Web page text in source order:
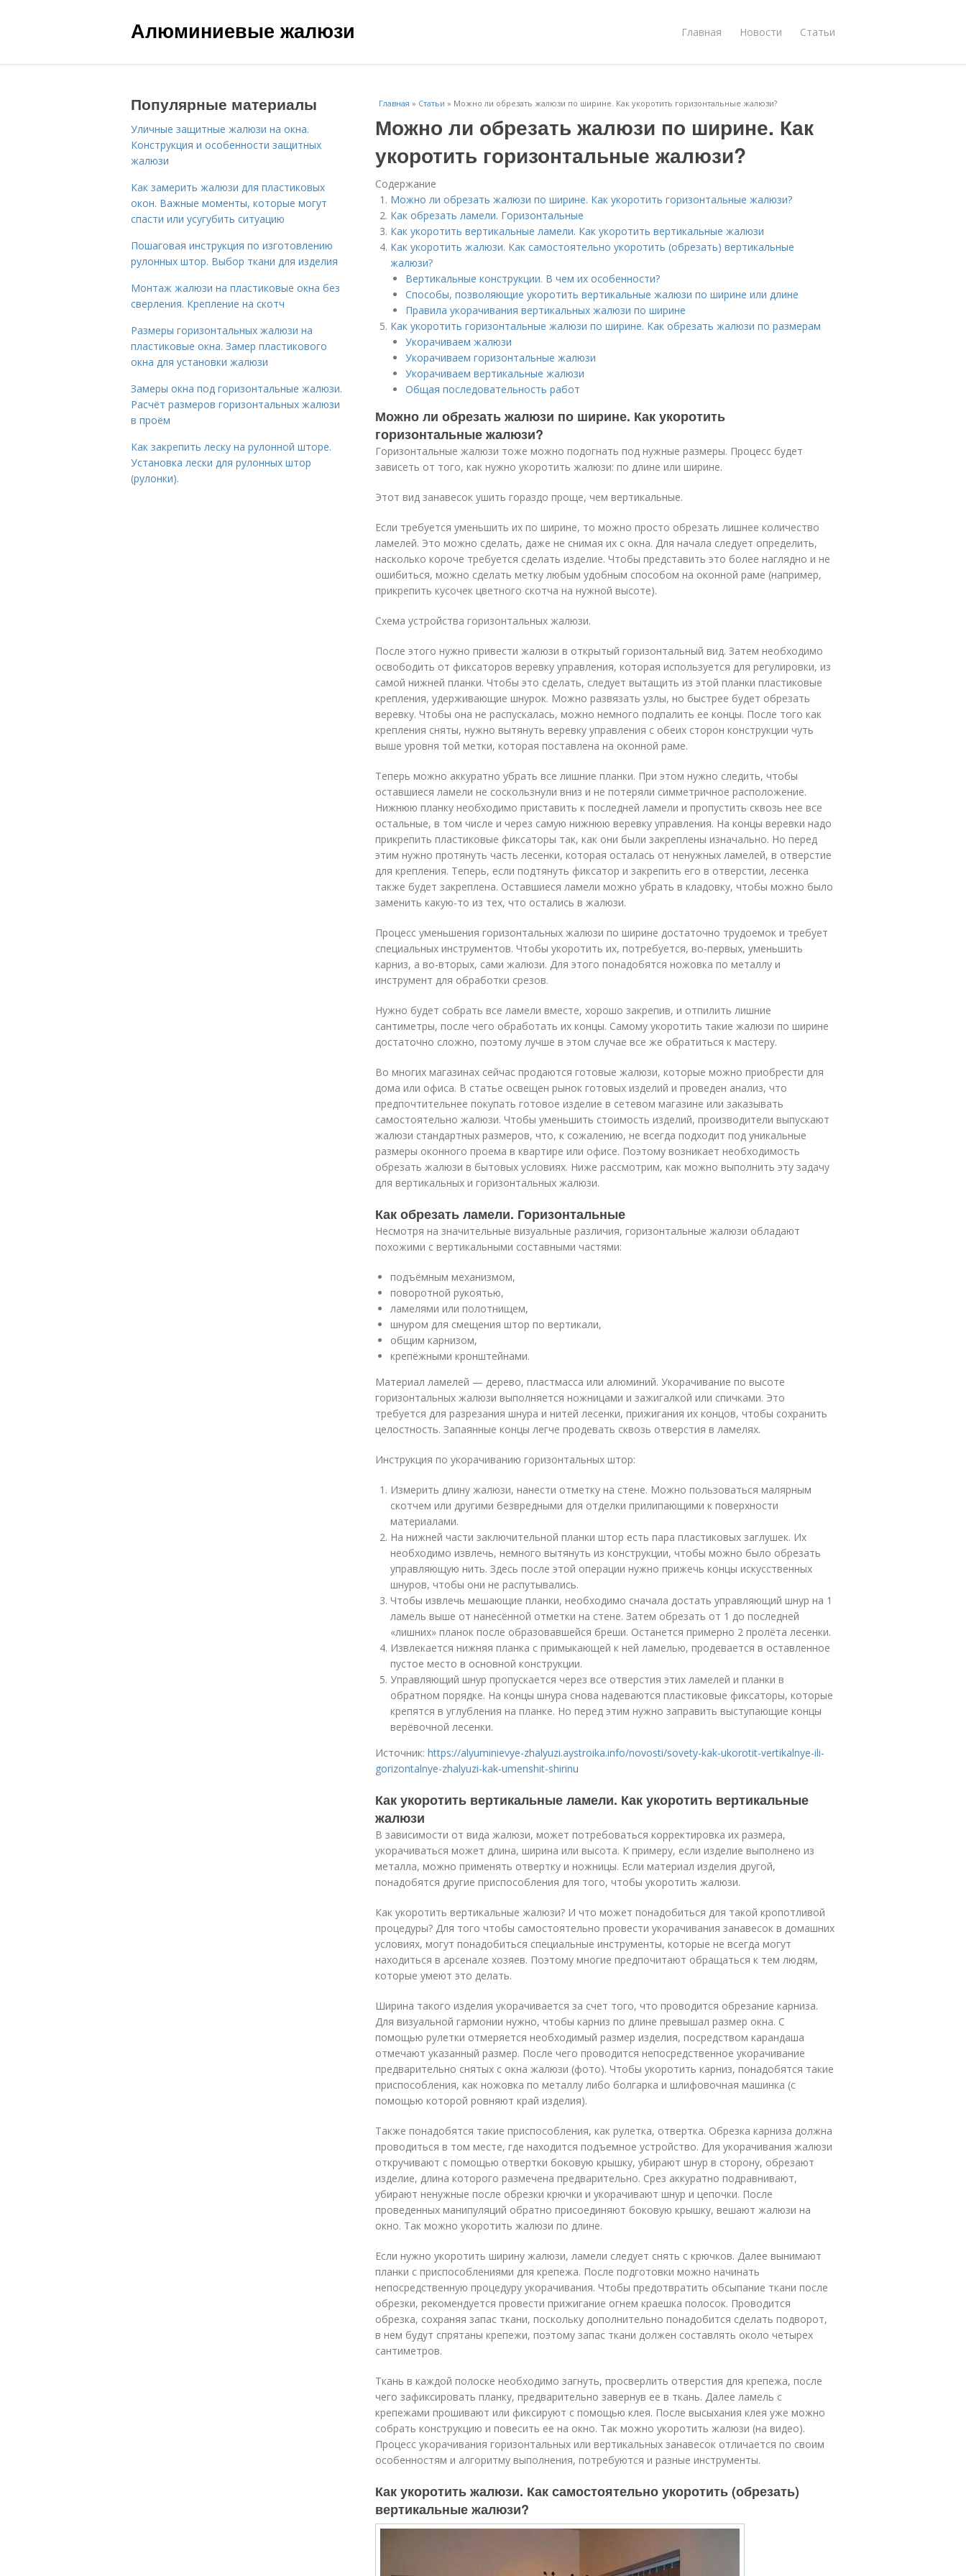
Алюминиевые жалюзи Главная Новости Статьи
Главная » Статьи » Можно ли обрезать жалюзи по ширине. Как укоротить горизонтальные жалюзи?
Можно ли обрезать жалюзи по ширине. Как
укоротить горизонтальные жалюзи?
Содержание
Можно ли обрезать жалюзи по ширине. Как укоротить горизонтальные жалюзи?
Как обрезать ламели. Горизонтальные
Как укоротить вертикальные ламели. Как укоротить вертикальные жалюзи
Как укоротить жалюзи. Как самостоятельно укоротить (обрезать) вертикальные
жалюзи?
Вертикальные конструкции. В чем их особенности?
Способы, позволяющие укоротить вертикальные жалюзи по ширине или длине
Правила укорачивания вертикальных жалюзи по ширине
Как укоротить горизонтальные жалюзи по ширине. Как обрезать жалюзи по размерам
Укорачиваем жалюзи
Укорачиваем горизонтальные жалюзи
Укорачиваем вертикальные жалюзи
Общая последовательность работ
Можно ли обрезать жалюзи по ширине. Как укоротить
горизонтальные жалюзи?
Горизонтальные жалюзи тоже можно подогнать под нужные размеры. Процесс будет
зависеть от того, как нужно укоротить жалюзи: по длине или ширине.
Этот вид занавесок ушить гораздо проще, чем вертикальные.
Если требуется уменьшить их по ширине, то можно просто обрезать лишнее количество
ламелей. Это можно сделать, даже не снимая их с окна. Для начала следует определить,
насколько короче требуется сделать изделие. Чтобы представить это более наглядно и не
ошибиться, можно сделать метку любым удобным способом на оконной раме (например,
прикрепить кусочек цветного скотча на нужной высоте).
Схема устройства горизонтальных жалюзи.
После этого нужно привести жалюзи в открытый горизонтальный вид. Затем необходимо
освободить от фиксаторов веревку управления, которая используется для регулировки, из
самой нижней планки. Чтобы это сделать, следует вытащить из этой планки пластиковые
крепления, удерживающие шнурок. Можно развязать узлы, но быстрее будет обрезать
веревку. Чтобы она не распускалась, можно немного подпалить ее концы. После того как
крепления сняты, нужно вытянуть веревку управления с обеих сторон конструкции чуть
выше уровня той метки, которая поставлена на оконной раме.
Теперь можно аккуратно убрать все лишние планки. При этом нужно следить, чтобы
оставшиеся ламели не соскользнули вниз и не потеряли симметричное расположение.
Нижнюю планку необходимо приставить к последней ламели и пропустить сквозь нее все
остальные, в том числе и через самую нижнюю веревку управления. На концы веревки надо
прикрепить пластиковые фиксаторы так, как они были закреплены изначально. Но перед
этим нужно протянуть часть лесенки, которая осталась от ненужных ламелей, в отверстие
для крепления. Теперь, если подтянуть фиксатор и закрепить его в отверстии, лесенка
также будет закреплена. Оставшиеся ламели можно убрать в кладовку, чтобы можно было
заменить какую-то из тех, что остались в жалюзи.
Процесс уменьшения горизонтальных жалюзи по ширине достаточно трудоемок и требует
специальных инструментов. Чтобы укоротить их, потребуется, во-первых, уменьшить
карниз, а во-вторых, сами жалюзи. Для этого понадобятся ножовка по металлу и
инструмент для обработки срезов.
Нужно будет собрать все ламели вместе, хорошо закрепив, и отпилить лишние
сантиметры, после чего обработать их концы. Самому укоротить такие жалюзи по ширине
достаточно сложно, поэтому лучше в этом случае все же обратиться к мастеру.
Во многих магазинах сейчас продаются готовые жалюзи, которые можно приобрести для
дома или офиса. В статье освещен рынок готовых изделий и проведен анализ, что
предпочтительнее покупать готовое изделие в сетевом магазине или заказывать
самостоятельно жалюзи. Чтобы уменьшить стоимость изделий, производители выпускают
жалюзи стандартных размеров, что, к сожалению, не всегда подходит под уникальные
размеры оконного проема в квартире или офисе. Поэтому возникает необходимость
обрезать жалюзи в бытовых условиях. Ниже рассмотрим, как можно выполнить эту задачу
для вертикальных и горизонтальных жалюзи.
Как обрезать ламели. Горизонтальные
Несмотря на значительные визуальные различия, горизонтальные жалюзи обладают
похожими с вертикальными составными частями:
подъёмным механизмом,
поворотной рукоятью,
ламелями или полотнищем,
шнуром для смещения штор по вертикали,
общим карнизом,
крепёжными кронштейнами.
Материал ламелей — дерево, пластмасса или алюминий. Укорачивание по высоте
горизонтальных жалюзи выполняется ножницами и зажигалкой или спичками. Это
требуется для разрезания шнура и нитей лесенки, прижигания их концов, чтобы сохранить
целостность. Запаянные концы легче продевать сквозь отверстия в ламелях.
Инструкция по укорачиванию горизонтальных штор:
Измерить длину жалюзи, нанести отметку на стене. Можно пользоваться малярным
скотчем или другими безвредными для отделки прилипающими к поверхности
материалами.
На нижней части заключительной планки штор есть пара пластиковых заглушек. Их
необходимо извлечь, немного вытянуть из конструкции, чтобы можно было обрезать
управляющую нить. Здесь после этой операции нужно прижечь концы искусственных
шнуров, чтобы они не распутывались.
Чтобы извлечь мешающие планки, необходимо сначала достать управляющий шнур на 1
ламель выше от нанесённой отметки на стене. Затем обрезать от 1 до последней
«лишних» планок после образовавшейся бреши. Останется примерно 2 пролёта лесенки.
Извлекается нижняя планка с примыкающей к ней ламелью, продевается в оставленное
пустое место в основной конструкции.
Управляющий шнур пропускается через все отверстия этих ламелей и планки в
обратном порядке. На концы шнура снова надеваются пластиковые фиксаторы, которые
крепятся в углубления на планке. Но перед этим нужно заправить выступающие концы
верёвочной лесенки.
Источник: https://alyuminievye-zhalyuzi.aystroika.info/novosti/sovety-kak-ukorotit-vertikalnye-ili-
gorizontalnye-zhalyuzi-kak-umenshit-shirinu
Как укоротить вертикальные ламели. Как укоротить вертикальные
жалюзи
В зависимости от вида жалюзи, может потребоваться корректировка их размера,
укорачиваться может длина, ширина или высота. К примеру, если изделие выполнено из
металла, можно применять отвертку и ножницы. Если материал изделия другой,
понадобятся другие приспособления для того, чтобы укоротить жалюзи.
Как укоротить вертикальные жалюзи? И что может понадобиться для такой кропотливой
процедуры? Для того чтобы самостоятельно провести укорачивания занавесок в домашних
условиях, могут понадобиться специальные инструменты, которые не всегда могут
находиться в арсенале хозяев. Поэтому многие предпочитают обращаться к тем людям,
которые умеют это делать.
Ширина такого изделия укорачивается за счет того, что проводится обрезание карниза.
Для визуальной гармонии нужно, чтобы карниз по длине превышал размер окна. С
помощью рулетки отмеряется необходимый размер изделия, посредством карандаша
отмечают указанный размер. После чего проводится непосредственное укорачивание
предварительно снятых с окна жалюзи (фото). Чтобы укоротить карниз, понадобятся такие
приспособления, как ножовка по металлу либо болгарка и шлифовочная машинка (с
помощью которой ровняют край изделия).
Также понадобятся такие приспособления, как рулетка, отвертка. Обрезка карниза должна
проводиться в том месте, где находится подъемное устройство. Для укорачивания жалюзи
откручивают с помощью отвертки боковую крышку, убирают шнур в сторону, обрезают
изделие, длина которого размечена предварительно. Срез аккуратно подравнивают,
убирают ненужные после обрезки крючки и укорачивают шнур и цепочки. После
проведенных манипуляций обратно присоединяют боковую крышку, вешают жалюзи на
окно. Так можно укоротить жалюзи по длине.
Если нужно укоротить ширину жалюзи, ламели следует снять с крючков. Далее вынимают
планки с приспособлениями для крепежа. После подготовки можно начинать
непосредственную процедуру укорачивания. Чтобы предотвратить обсыпание ткани после
обрезки, рекомендуется провести прижигание огнем краешка полосок. Проводится
обрезка, сохраняя запас ткани, поскольку дополнительно понадобится сделать подворот,
в нем будут спрятаны крепежи, поэтому запас ткани должен составлять около четырех
сантиметров.
Ткань в каждой полоске необходимо загнуть, просверлить отверстия для крепежа, после
чего зафиксировать планку, предварительно завернув ее в ткань. Далее ламель с
крепежами прошивают или фиксируют с помощью клея. После высыхания клея уже можно
собрать конструкцию и повесить ее на окно. Так можно укоротить жалюзи (на видео).
Процесс укорачивания горизонтальных или вертикальных занавесок отличается по своим
особенностям и алгоритму выполнения, потребуются и разные инструменты.
Как укоротить жалюзи. Как самостоятельно укоротить (обрезать)
вертикальные жалюзи?
Популярные материалы
Уличные защитные жалюзи на окна.
Конструкция и особенности защитных
жалюзи
Как замерить жалюзи для пластиковых
окон. Важные моменты, которые могут
спасти или усугубить ситуацию
Пошаговая инструкция по изготовлению
рулонных штор. Выбор ткани для изделия
Монтаж жалюзи на пластиковые окна без
сверления. Крепление на скотч
Размеры горизонтальных жалюзи на
пластиковые окна. Замер пластикового
окна для установки жалюзи
Замеры окна под горизонтальные жалюзи.
Расчёт размеров горизонтальных жалюзи
в проём
Как закрепить леску на рулонной шторе.
Установка лески для рулонных штор
(рулонки).